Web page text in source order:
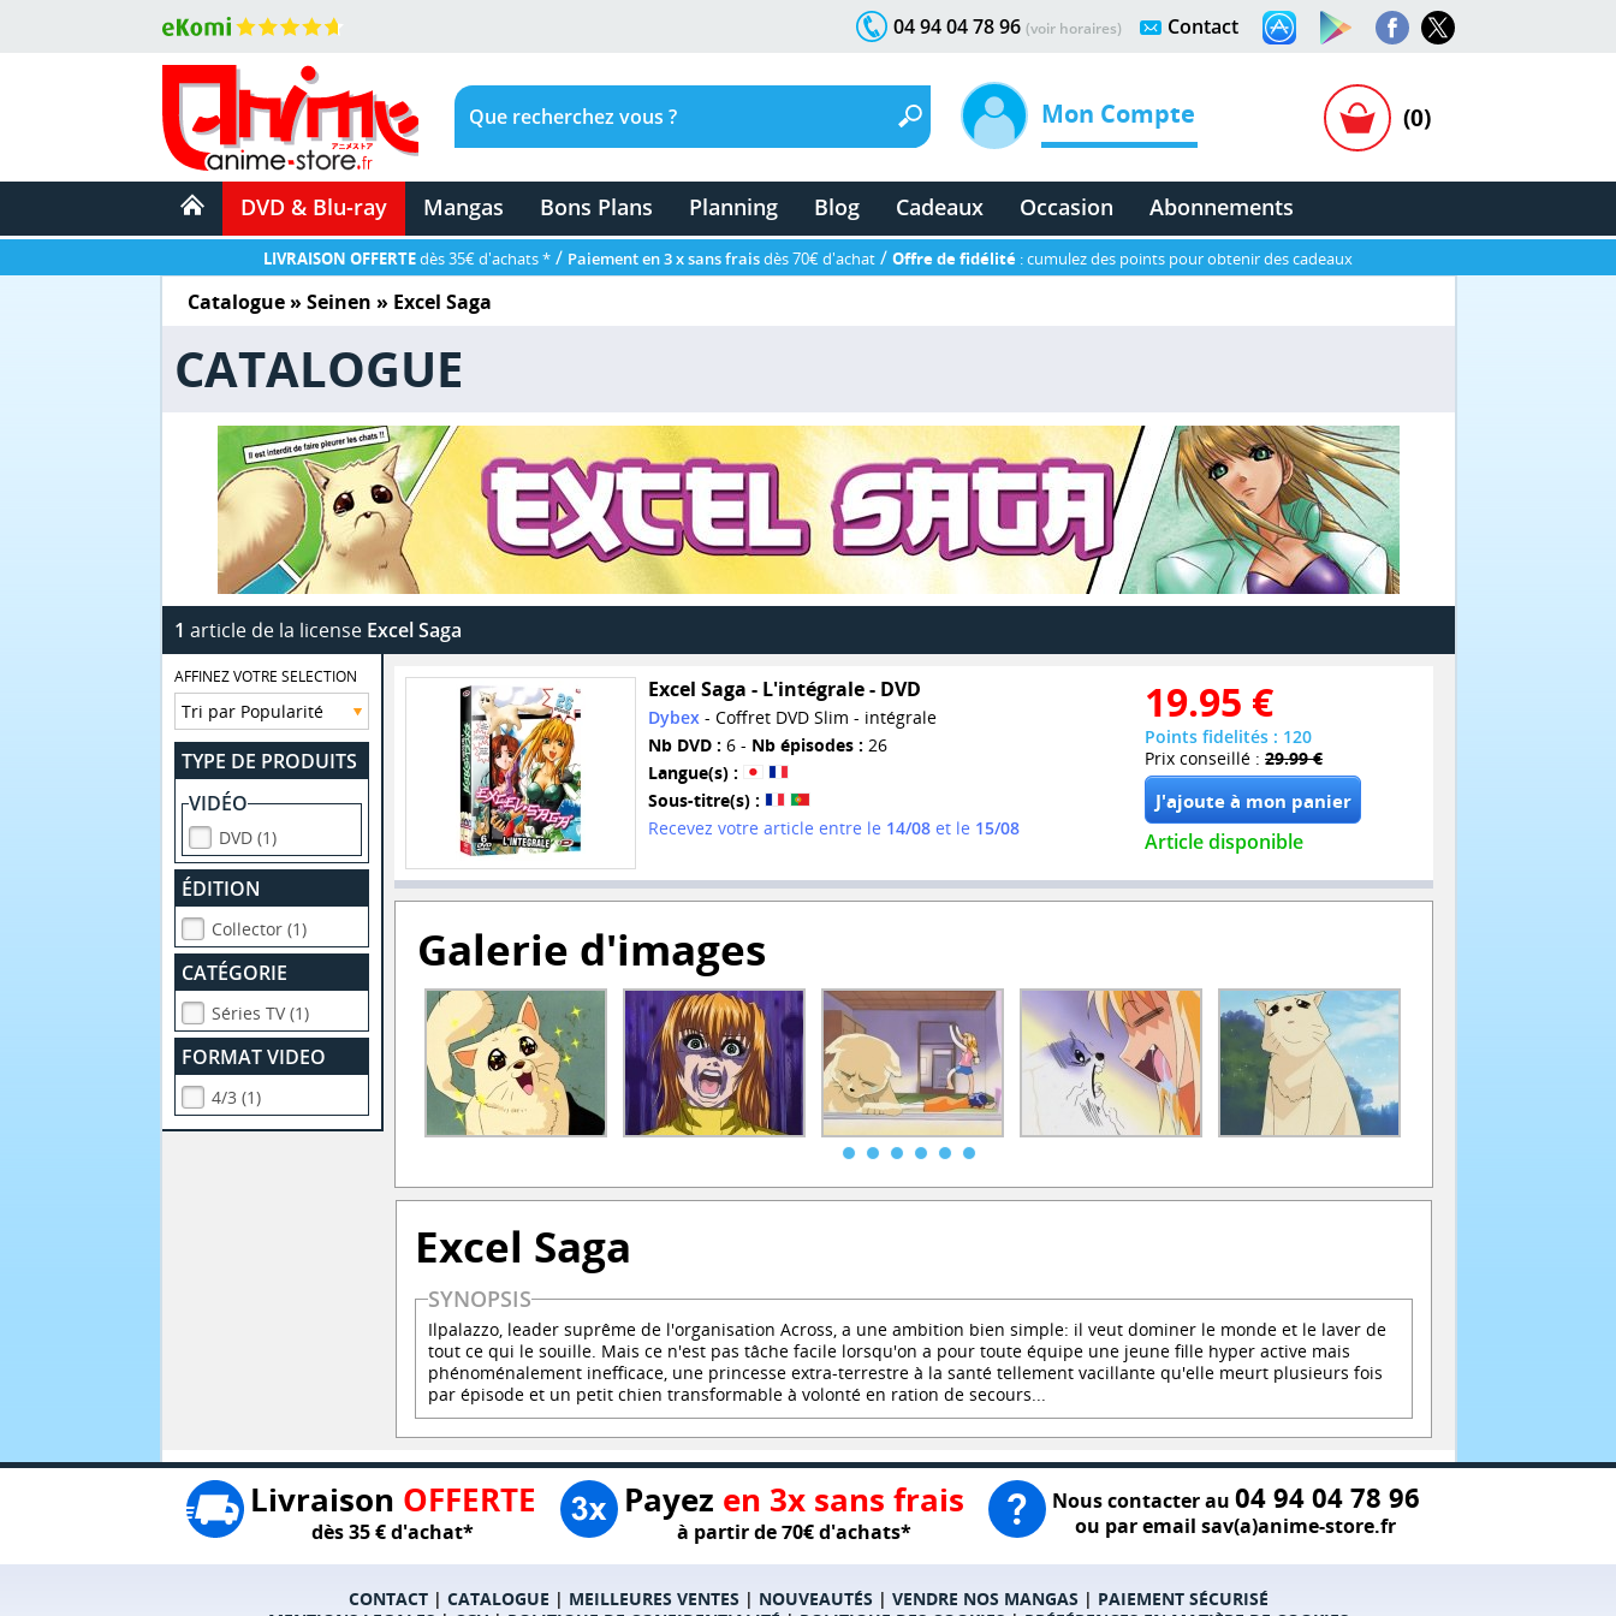
Contact
04 94 04 78 96 (voir horaires)
Mon Compte (0)
DVD & Blu-ray Mangas Bons Plans Planning Blog Cadeaux Occasion Abonnements
LIVRAISON OFFERTEdès 35€ d'achats * / Paiement en 3 x sans fraisdès 70€ d'achat / Offre de fidélité : cumulez des points pour obtenir des cadeaux
Catalogue» Seinen » Excel Saga
CATALOGUE
1 article de la license Excel Saga
AFFINEZ VOTRE SELECTION
TYPE DE PRODUITS
VIDÉO
DVD (1)
ÉDITION
Collector (1)
CATÉGORIE
Séries TV (1)
FORMAT VIDEO
4/3 (1)
Excel Saga - L'intégrale - DVD
Dybex- Coffret DVD Slim - intégrale
Nb DVD : 6 - Nb épisodes : 26
Langue(s) :
Sous-titre(s) :
Recevez votre article entre le 14/08et le 15/08
19.95 €
Points fidelités : 120
Prix conseillé : 29.99 €
Article disponible
Galerie d'images
Excel Saga
SYNOPSIS
Ilpalazzo, leader suprême de l'organisation Across, a une ambition bien simple: il veut dominer le monde et le laver de
tout ce qui le souille. Mais ce n'est pas tâche facile lorsqu'on a pour toute équipe une jeune fille hyper active mais
phénoménalement inefficace, une princesse extra-terrestre à la santé tellement vacillante qu'elle meurt plusieurs fois
par épisode et un petit chien transformable à volonté en ration de secours...
Livraison OFFERTE
dès 35 € d'achat*
Payez en 3x sans frais
à partir de 70€ d'achats*
Nous contacter au 04 94 04 78 96
ou par email sav(a)anime-store.fr
CONTACT| CATALOGUE | MEILLEURES VENTES | NOUVEAUTÉS | VENDRE NOS MANGAS | PAIEMENT SÉCURISÉ